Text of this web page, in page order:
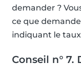
demander ?
ce que
indiquant le
Conseil n°